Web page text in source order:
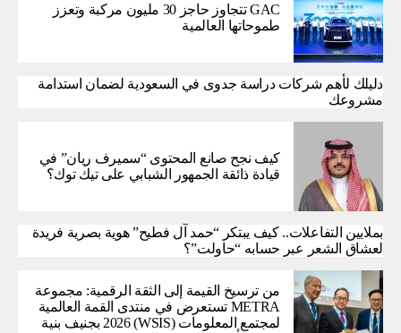
GAC تتجاوز حاجز 30 مليون مركبة وتعزز
طموحاتها العالمية
دليلك لأهم شركات دراسة جدوى في السعودية لضمان استدامة
مشروعك
كيف نجح صانع المحتوى “سميرف ريان” في
قيادة ذائقة الجمهور الشبابي على تيك توك؟
بملايين التفاعلات.. كيف يبتكر “حمد آل فطيح” هوية بصرية فريدة
لعشاق الشعر عبر حسابه “حاولت”؟
من ترسيخ القيمة إلى الثقة الرقمية: مجموعة
METRA تستعرض في منتدى القمة العالمية
لمجتمع المعلومات (WSIS) 2026 بجنيف بنية